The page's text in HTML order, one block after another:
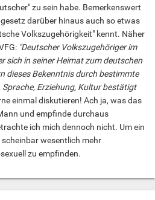
zu sein habe. Bemerkenswert
darüber hinaus auch so etwas
Volkszugehörigkeit" kennt. Näher
"Deutscher Volkszugehöriger im
sich in seiner Heimat zum deutschen
dieses Bekenntnis durch bestimmte
Erziehung, Kultur bestätigt
einmal diskutieren! Ach ja, was das
und empfinde durchaus
ich mich dennoch nicht. Um ein
scheinbar wesentlich mehr
zu empfinden.